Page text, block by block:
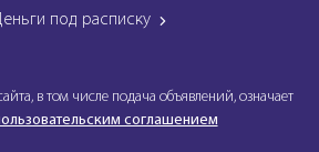
под расписку
в том числе подача объявлений, означает
соглашением